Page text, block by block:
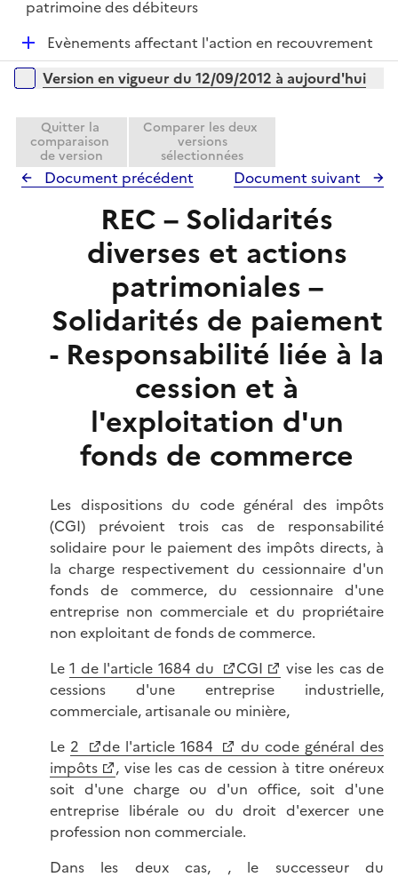
é
l
i
e
r
patrimoine des débiteurs
D
é
p
e
r
Evènements affectant l'action en recouvrement
Versions sur la période
Version en vigueur du 12/09/2012 à aujourd'hui
Quitter la
comparaison
de version
Comparer les deux
versions
sélectionnées
Document précédent Document suivant
REC – Solidarités
diverses et actions
patrimoniales –
Solidarités de paiement
- Responsabilité liée à la
cession et à
l'exploitation d'un
fonds de commerce
Les dispositions du code général des impôts
(CGI) prévoient trois cas de responsabilité
solidaire pour le paiement des impôts directs, à
la charge respectivement du cessionnaire d'un
fonds de commerce, du cessionnaire d'une
entreprise non commerciale et du propriétaire
non exploitant de fonds de commerce.
Le1 de l'article 1684 du CGI
vise les cas de
cessions d'une entreprise industrielle,
commerciale, artisanale ou minière,
Le 2 de l'article 1684
du code général des
impôts
, vise les cas de cession à titre onéreux
soit d'une charge ou d'un office, soit d'une
entreprise libérale ou du droit d'exercer une
profession non commerciale.
Dans les deux cas, , le successeur du